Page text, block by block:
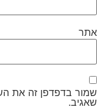
אתר
שמור בדפדפן זה את
שאגיב.